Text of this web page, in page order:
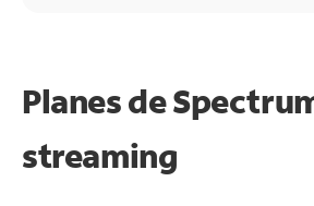
Planes de
streaming